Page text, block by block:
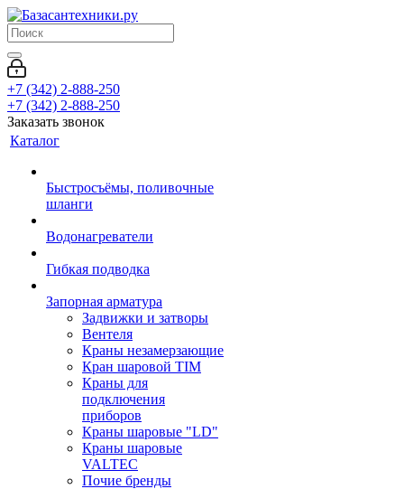
+7 (342) 2-888-250
+7 (342) 2-888-250
Заказать звонок
Каталог
Быстросъёмы, поливочные
шланги
Водонагреватели
Гибкая подводка
Запорная арматура
Задвижки и затворы
Вентеля
Краны незамерзающие
Кран шаровой TIM
Краны для
подключения
приборов
Краны шаровые "LD"
Краны шаровые
VALTEC
Почие бренды